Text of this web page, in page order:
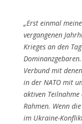
„Erst einmal
vergangenen
Krieges an den
Verbund mit
in der NATO mit
aktiven
Rahmen. Wenn
im Ukraine-